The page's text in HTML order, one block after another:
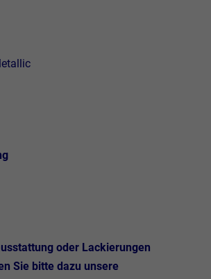
oder Lackierungen
Sie bitte dazu unsere